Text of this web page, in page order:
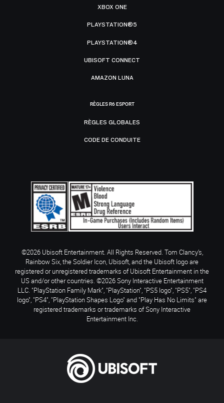
XBOX ONE
PLAYSTATION®5
PLAYSTATION®4
UBISOFT CONNECT
AMAZON LUNA
RÈGLES R6 ESPORT
RÈGLES GLOBALES
CODE DE CONDUITE
©2026 Ubisoft Entertainment. All Rights Reserved. Tom Clancy’s,
Rainbow Six, the Soldier Icon, Ubisoft, and the Ubisoft logo are
registered or unregistered trademarks of Ubisoft Entertainment in the
US and/or other countries. ©2026 Sony Interactive Entertainment
LLC. "PlayStation Family Mark", "PlayStation", "PS5 logo", "PS5", "PS4
logo", "PS4", "PlayStation Shapes Logo" and "Play Has No Limits" are
registered trademarks or trademarks of Sony Interactive
Entertainment Inc.